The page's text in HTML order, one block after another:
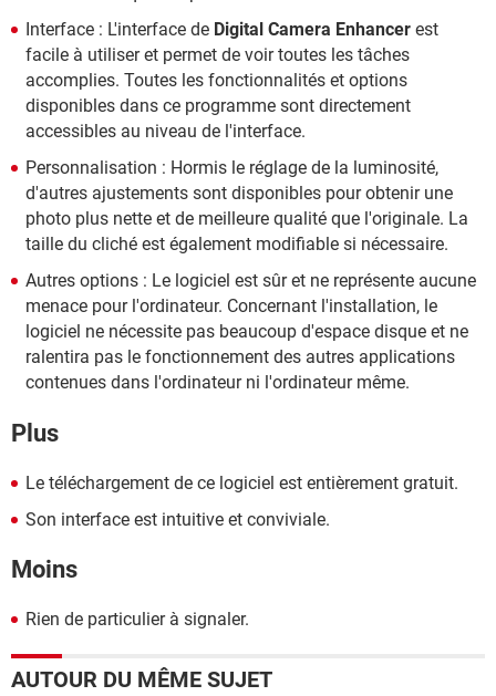
Interface : L'interface de Digital Camera Enhancer est
facile à utiliser et permet de voir toutes les tâches
accomplies. Toutes les fonctionnalités et options
disponibles dans ce programme sont directement
accessibles au niveau de l'interface.
Personnalisation : Hormis le réglage de la luminosité,
d'autres ajustements sont disponibles pour obtenir une
photo plus nette et de meilleure qualité que l'originale. La
taille du cliché est également modifiable si nécessaire.
Autres options : Le logiciel est sûr et ne représente aucune
menace pour l'ordinateur. Concernant l'installation, le
logiciel ne nécessite pas beaucoup d'espace disque et ne
ralentira pas le fonctionnement des autres applications
contenues dans l'ordinateur ni l'ordinateur même.
Plus
Le téléchargement de ce logiciel est entièrement gratuit.
Son interface est intuitive et conviviale.
Moins
Rien de particulier à signaler.
AUTOUR DU MÊME SUJET